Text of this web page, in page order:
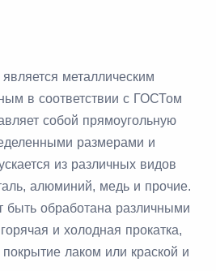
металлическим
в соответствии с ГОСТом
собой прямоугольную
размерами и
из различных видов
алюминий, медь и прочие.
быть обработана различными
и холодная прокатка,
лаком или краской и